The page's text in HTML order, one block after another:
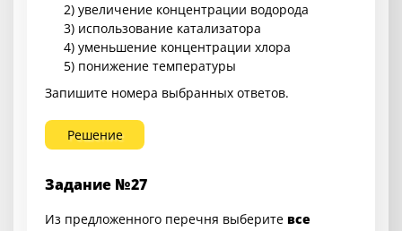
2) увеличение концентрации водорода
3) использование катализатора
4) уменьшение концентрации хлора
5) понижение температуры
Запишите номера выбранных ответов.
Решение
Задание №27
Из предложенного перечня выберите все